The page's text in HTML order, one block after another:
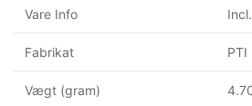
Vare Info
Fabrikat PTI
Vægt (gram)